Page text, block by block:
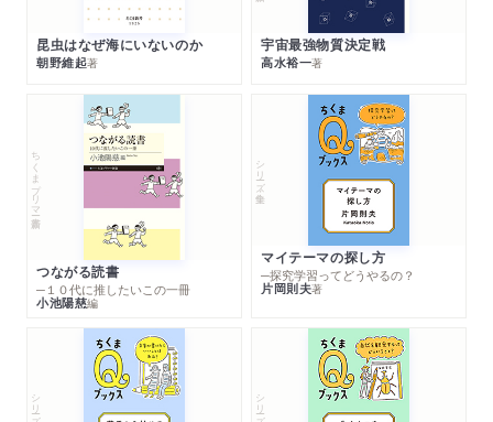
昆虫はなぜ海にいないのか
朝野維起著
宇宙最強物質決定戦
高水裕一著
ちくまプリマー新書
つながる読書
─１０代に推したいこの一冊
小池陽慈編
シリーズ・全集
マイテーマの探し方
─探究学習ってどうやるの？
片岡則夫著
シリーズ・全集 シリーズ・全集